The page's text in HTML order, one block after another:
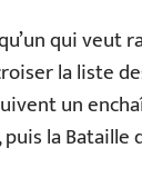
qui veut
la liste
un
la Bataille